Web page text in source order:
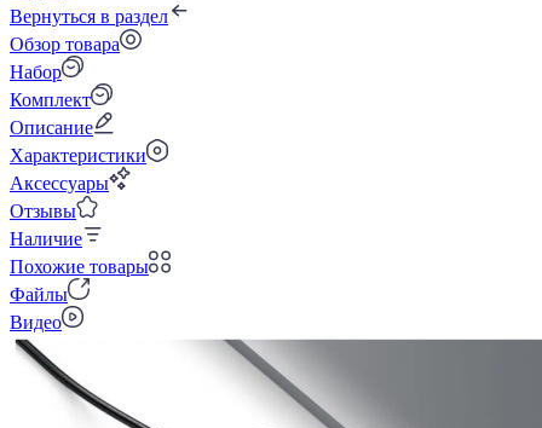
Вернуться в раздел
Обзор товара
Набор
Комплект
Описание
Характеристики
Аксессуары
Отзывы
Наличие
Похожие товары
Файлы
Видео